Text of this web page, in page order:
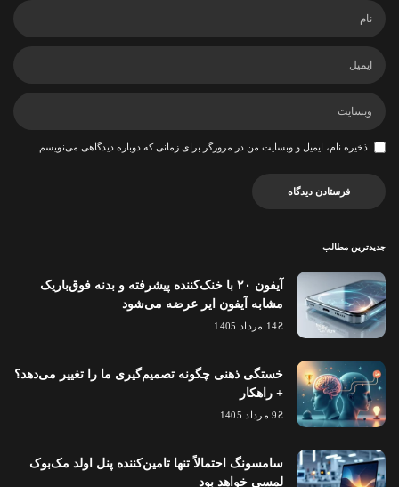
ذخیره نام، ایمیل و وبسایت من در مرورگر برای زمانی که دوباره دیدگاهی می‌نویسم.
جدیدترین مطالب
آیفون ۲۰ با خنک‌کننده پیشرفته و بدنه فوق‌باریک
مشابه آیفون ایر عرضه می‌شود
14 مرداد 1405
خستگی ذهنی چگونه تصمیم‌گیری ما را تغییر می‌دهد؟
+ راهکار
9 مرداد 1405
سامسونگ احتمالاً تنها تامین‌کننده پنل اولد مک‌بوک
لمسی خواهد بود